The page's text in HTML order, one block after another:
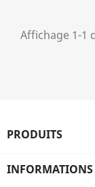
Affichage 1-1
PRODUITS
INFORMATIONS